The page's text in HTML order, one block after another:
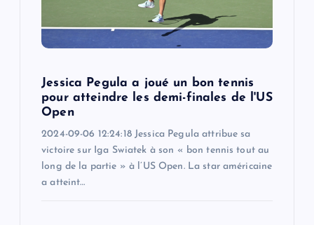
Jessica Pegula a joué un bon tennis
pour atteindre les demi-finales de l'US
Open
2024-09-06 12:24:18 Jessica Pegula attribue sa
victoire sur Iga Swiatek à son « bon tennis tout au
long de la partie » à l’US Open. La star américaine
a atteint…